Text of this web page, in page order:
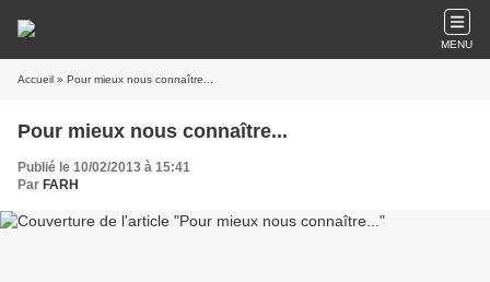
MENU
Accueil » Pour mieux nous connaître...
Pour mieux nous connaître...
Publié le 10/02/2013 à 15:41
Par FARH